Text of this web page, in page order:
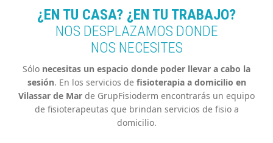
¿EN TU CASA? ¿EN TU TRABAJO?
NOS DESPLAZAMOS DONDE
NOS NECESITES
Sólo necesitas un espacio donde poder llevar a cabo la
sesión. En los servicios de fisioterapia a domicilio en
Vilassar de Mar de GrupFisioderm encontrarás un equipo
de fisioterapeutas que brindan servicios de fisio a
domicilio.